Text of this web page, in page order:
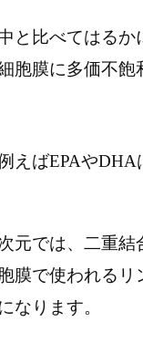
と比べてはる
胞膜に多価不
えばEPAやDHA
元では、二重
膜で使われる
なります。